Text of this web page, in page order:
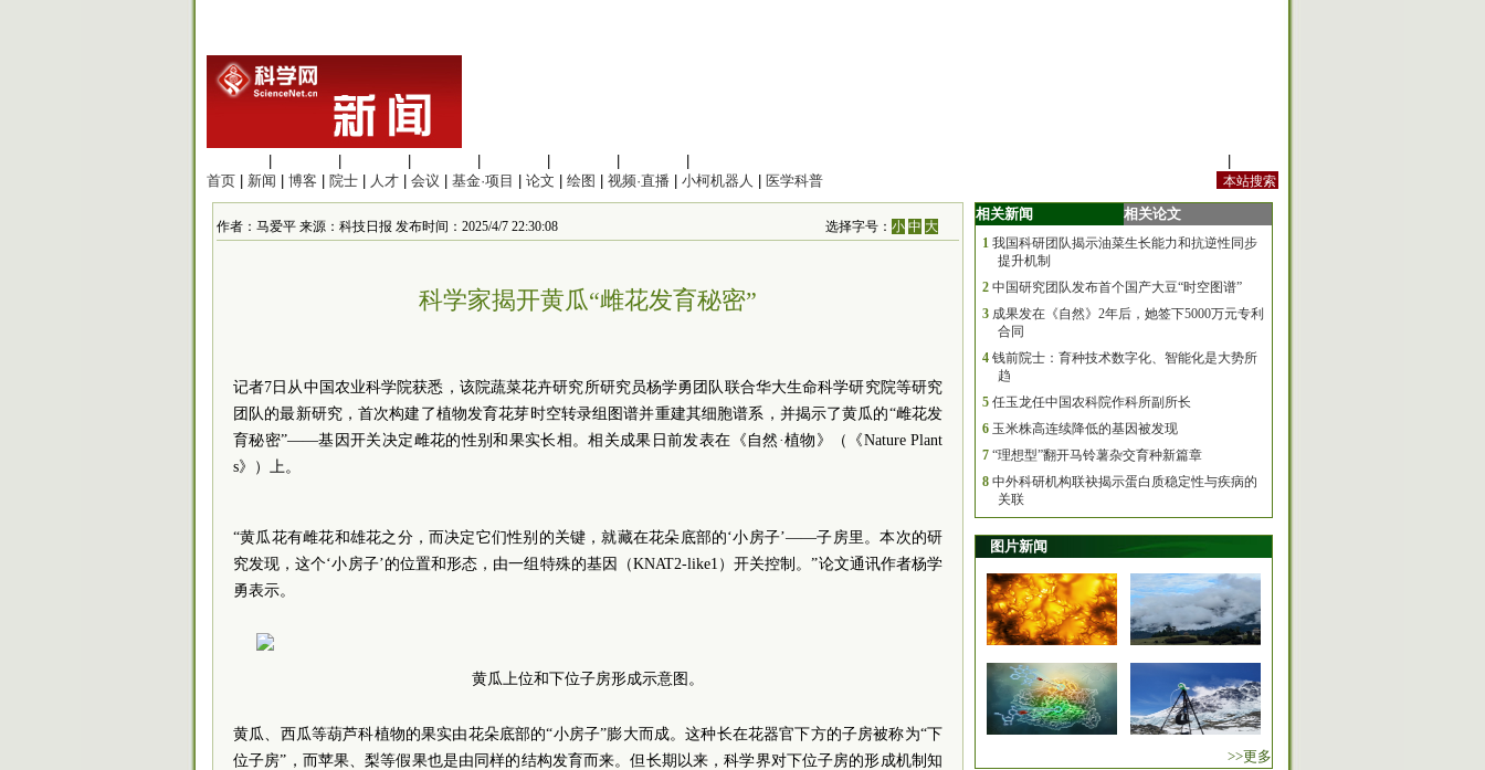
首页
新闻 博客 院士 人才 会议 基金·项目 论文 绘图 视频·直播 小柯机器人 医学科普
作者：马爱平 来源：科技日报 发布时间：2025/4/7 22:30:08 选择字号：小 中 大
科学家揭开黄瓜“雌花发育秘密”
记者7日从中国农业科学院获悉，该院蔬菜花卉研究所研究员杨学勇团队联合华大生命科学研究院等研究
团队的最新研究，首次构建了植物发育花芽时空转录组图谱并重建其细胞谱系，并揭示了黄瓜的“雌花发
育秘密”——基因开关决定雌花的性别和果实长相。相关成果日前发表在《自然·植物》（《Nature Plant
s》）上。
“黄瓜花有雌花和雄花之分，而决定它们性别的关键，就藏在花朵底部的‘小房子’——子房里。本次的研
究发现，这个‘小房子’的位置和形态，由一组特殊的基因（KNAT2-like1）开关控制。”论文通讯作者杨学
勇表示。
黄瓜上位和下位子房形成示意图。
黄瓜、西瓜等葫芦科植物的果实由花朵底部的“小房子”膨大而成。这种长在花器官下方的子房被称为“下
位子房”，而苹果、梨等假果也是由同样的结构发育而来。但长期以来，科学界对下位子房的形成机制知
相关新闻 相关论文
1 我国科研团队揭示油菜生长能力和抗逆性同步
提升机制
2 中国研究团队发布首个国产大豆“时空图谱”
3 成果发在《自然》2年后，她签下5000万元专利
合同
4 钱前院士：育种技术数字化、智能化是大势所
趋
5 任玉龙任中国农科院作科所副所长
6 玉米株高连续降低的基因被发现
7 “理想型”翻开马铃薯杂交育种新篇章
8 中外科研机构联袂揭示蛋白质稳定性与疾病的
关联
图片新闻
>>更多